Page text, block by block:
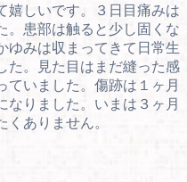
嬉しいです。３日目痛みは
。患部は触ると少し固くな
ゆみは収まってきて日常生
た。見た目はまだ縫った感
ていました。傷跡は１ヶ月
なりました。いまは３ヶ月
くありません。